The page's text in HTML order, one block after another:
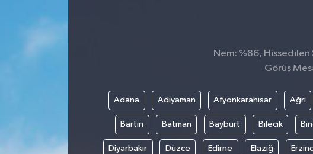
Nem: %86, Hissedilen
Görüş
Adana Adıyaman Afyonkarahisar Ağrı
Bartın Batman Bayburt Bilecik
Diyarbakır Düzce Edirne Elazığ
OTOMOBİL